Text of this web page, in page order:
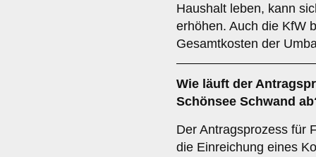
Haushalt leben, kann
erhöhen. Auch die KfW
Gesamtkosten der
Wie läuft der
Schönsee Schwand
Der Antragsprozess für
die Einreichung eines